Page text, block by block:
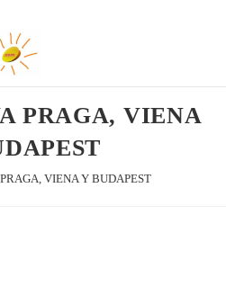
PRAGA, VIENA
VIENA Y BUDAPEST